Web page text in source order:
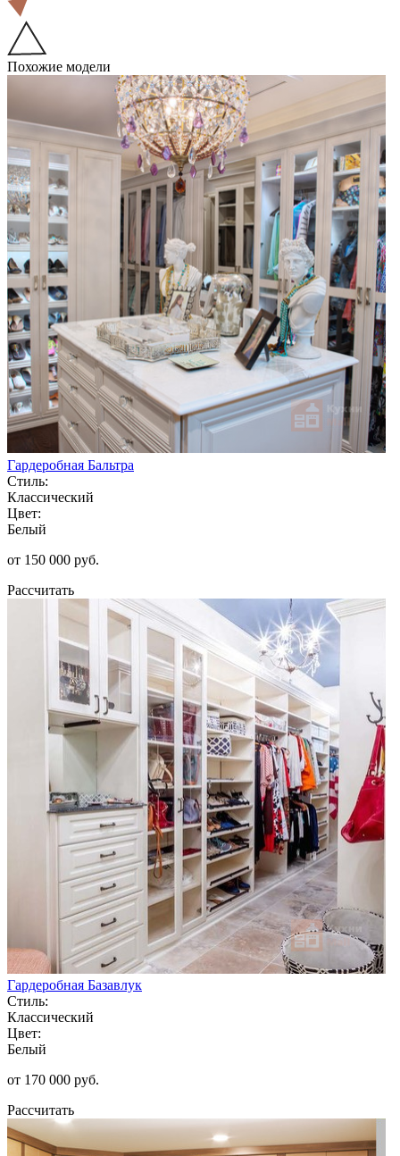
Похожие модели
Гардеробная Бальтра
Стиль:
Классический
Цвет:
Белый
от 150 000 руб.
Рассчитать
Гардеробная Базавлук
Стиль:
Классический
Цвет:
Белый
от 170 000 руб.
Рассчитать